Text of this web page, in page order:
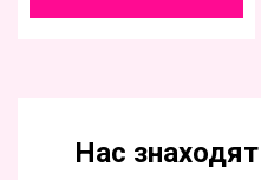
Нас